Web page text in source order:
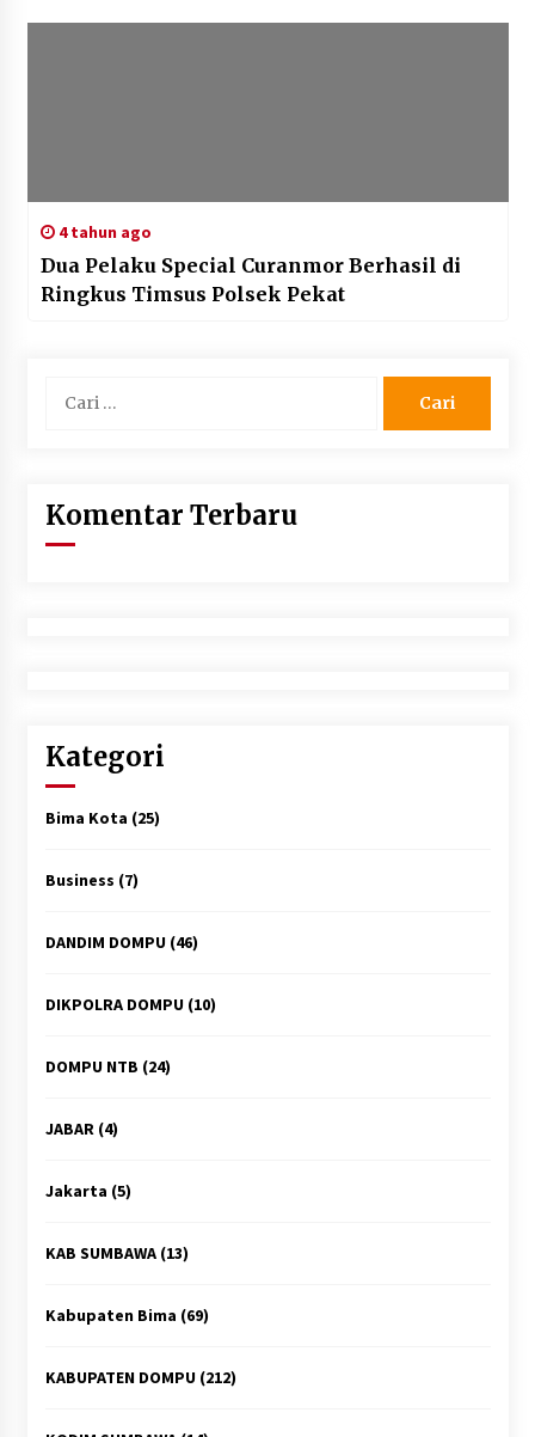
4 tahun ago
Dua Pelaku Special Curanmor Berhasil di
Ringkus Timsus Polsek Pekat
untuk:
Komentar Terbaru
Kategori
Bima Kota (25)
Business (7)
DANDIM DOMPU(46)
DIKPOLRA DOMPU(10)
DOMPU NTB (24)
JABAR(4)
Jakarta (5)
KAB SUMBAWA(13)
Kabupaten Bima (69)
KABUPATEN DOMPU(212)